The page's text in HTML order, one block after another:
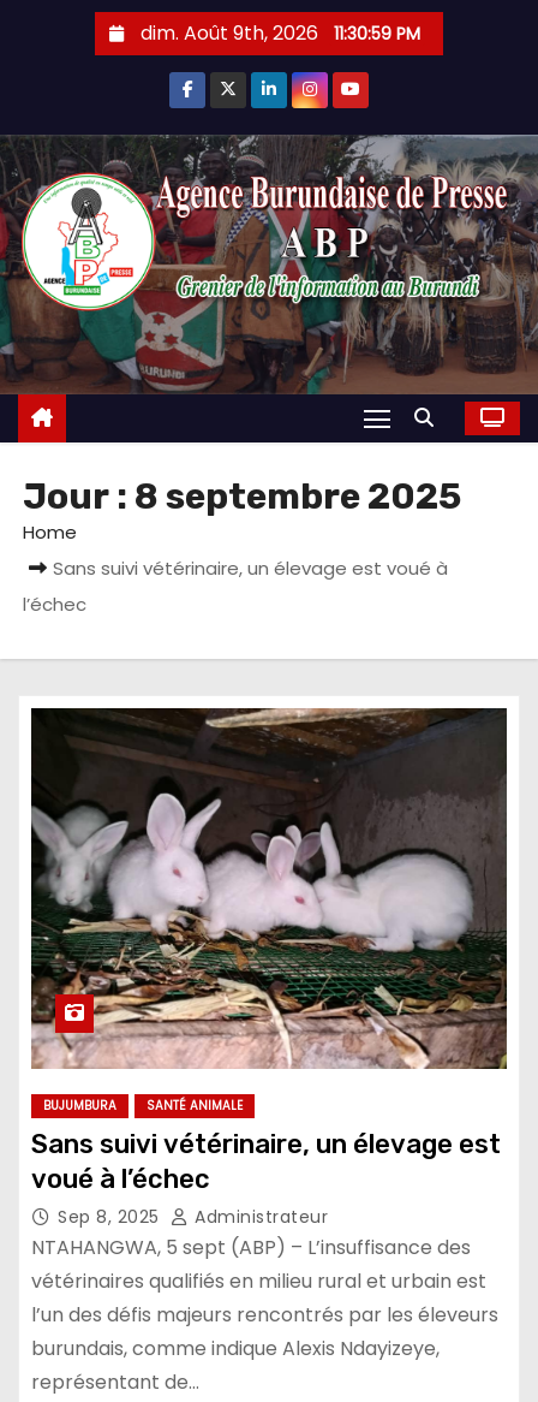
dim. Août 9th, 2026 11:31:01 PM
Jour : 8 septembre 2025
Home
Sans suivi vétérinaire, un élevage est voué à
l’échec
BUJUMBURA SANTÉ ANIMALE
Sans suivi vétérinaire, un élevage est
voué à l’échec
Sep 8, 2025 Administrateur
NTAHANGWA, 5 sept (ABP) – L’insuffisance des
vétérinaires qualifiés en milieu rural et urbain est
l’un des défis majeurs rencontrés par les éleveurs
burundais, comme indique Alexis Ndayizeye,
représentant de…